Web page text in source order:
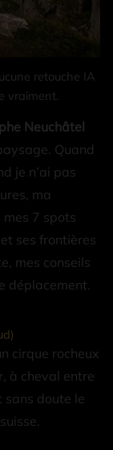
retouche IA
vraiment.
Neuchâtel
Quand
je n’ai pas
ma
7 spots
et ses frontières
mes conseils
déplacement.
cirque rocheux
à cheval entre
sans doute le